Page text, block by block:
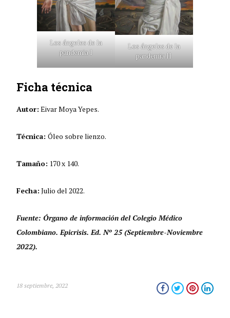
Los ángeles de la
pandemia I
Los ángeles de la
pandemia II
Ficha técnica
Autor: Eivar Moya Yepes.
Técnica:Óleo sobre lienzo.
Tamaño: 170 x 140.
Fecha: Julio del 2022.
Fuente: Órgano de información del Colegio Médico
Colombiano. Epicrisis. Ed. Nº 25 (Septiembre-Noviembre
2022).
18 septiembre, 2022